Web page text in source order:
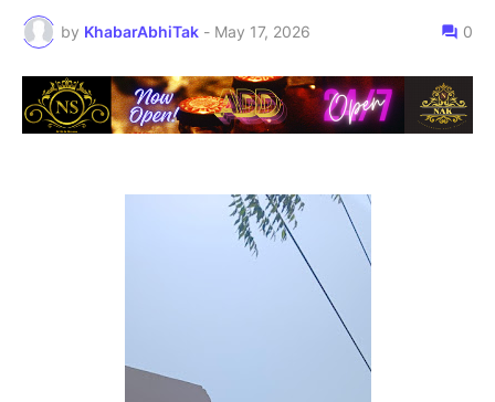
by KhabarAbhiTak - May 17, 2026 0